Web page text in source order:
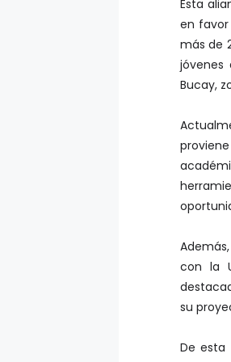
Esta
en favor
más de
jóvenes
Bucay,
con la
su
De esta